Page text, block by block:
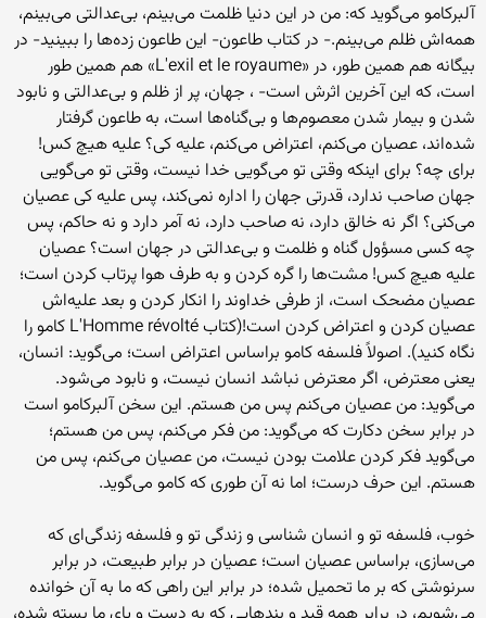
آلبرکامو می‌گوید که: من در این دنیا ظلمت می‌بینم، بی‌عدالتی می‌بینم،
همه‌اش ظلم می‌بینم.- در کتاب طاعون- این طاعون زده‌ها را ببینید- در
بیگانه هم همین طور، در «L'exil et le royaume» هم همین طور
است، که این آخرین اثرش است- ، جهان، پر از ظلم و بی‌عدالتی و نابود
شدن و بیمار شدن معصوم‌ها و بی‌گناه‌ها است، به طاعون گرفتار
شده‌اند، عصیان می‌کنم، اعتراض می‌کنم، علیه کی؟ علیه هیچ کس!
برای چه؟ برای اینکه وقتی تو می‌گویی خدا نیست، وقتی تو می‌گویی
جهان صاحب ندارد، قدرتی جهان را اداره نمی‌کند، پس علیه کی عصیان
می‌کنی؟ اگر نه خالق دارد، نه صاحب دارد، نه آمر دارد و نه حاکم، پس
چه کسی مسؤول گناه و ظلمت و بی‌عدالتی در جهان است؟ عصیان
علیه هیچ کس! مشت‌ها را گره کردن و به طرف هوا پرتاب کردن است؛
عصیان مضحک است، از طرفی خداوند را انکار کردن و بعد علیه‌اش
عصیان کردن و اعتراض کردن است!(کتاب L'Homme révolté کامو را
نگاه کنید). اصولاً فلسفه کامو براساس اعتراض است؛ می‌گوید: انسان،
یعنی معترض، اگر معترض نباشد انسان نیست، و نابود می‌شود.
می‌گوید: من عصیان می‌کنم پس من هستم. این سخن آلبرکامو است
در برابر سخن دکارت که می‌گوید: من فکر می‌کنم، پس من هستم؛
می‌گوید فکر کردن علامت بودن نیست، من عصیان می‌کنم، پس من
هستم. این حرف درست؛ اما نه آن طوری که کامو می‌گوید.
خوب، فلسفه تو و انسان شناسی و زندگی تو و فلسفه زندگی‌ای که
می‌سازی، براساس عصیان است؛ عصیان در برابر طبیعت، در برابر
سرنوشتی که بر ما تحمیل شده؛ در برابر این راهی که ما به آن خوانده